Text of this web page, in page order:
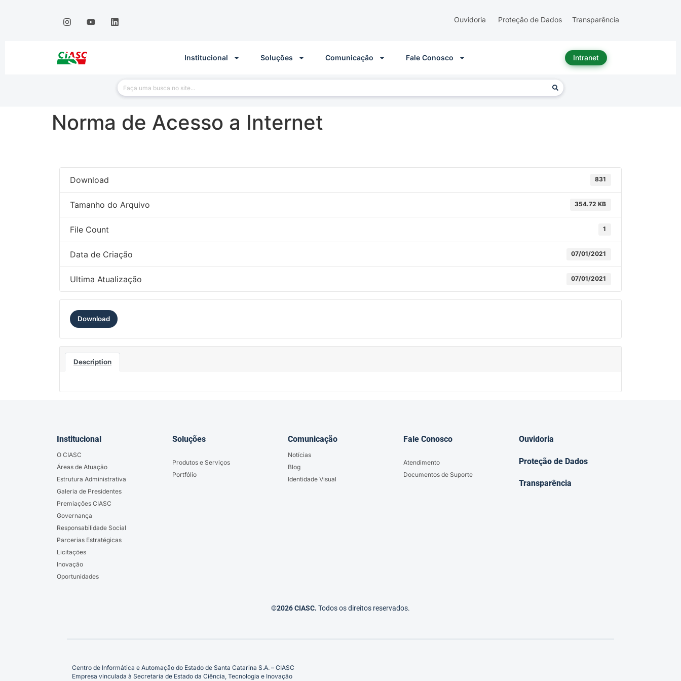
Ouvidoria Proteção de Dados Transparência
Institucional Soluções Comunicação Fale Conosco Intranet
Norma de Acesso a Internet
Download 831
Tamanho do Arquivo 354.72 KB
File Count 1
Data de Criação 07/01/2021
Ultima Atualização 07/01/2021
Download
Description
Institucional
O CIASC
Áreas de Atuação
Estrutura Administrativa
Galeria de Presidentes
Premiações CIASC
Governança
Responsabilidade Social
Parcerias Estratégicas
Licitações
Inovação
Oportunidades
Soluções
Produtos e Serviços
Portfólio
Comunicação
Notícias
Blog
Identidade Visual
Fale Conosco
Atendimento
Documentos de Suporte
Ouvidoria
Proteção de Dados
Transparência
©2026 CIASC. Todos os direitos reservados.
Centro de Informática e Automação do Estado de Santa Catarina S.A. – CIASC
Empresa vinculada à Secretaria de Estado da Ciência, Tecnologia e Inovação